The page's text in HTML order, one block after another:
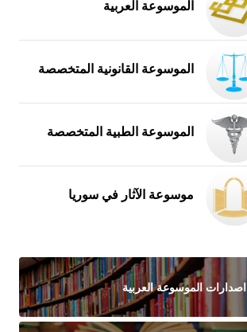
الموسوعة العربية
الموسوعة القانونية المتخصصة
الموسوعة الطبية المتخصصة
موسوعة الآثار في سوريا
اصدارات الموسوعة العربية